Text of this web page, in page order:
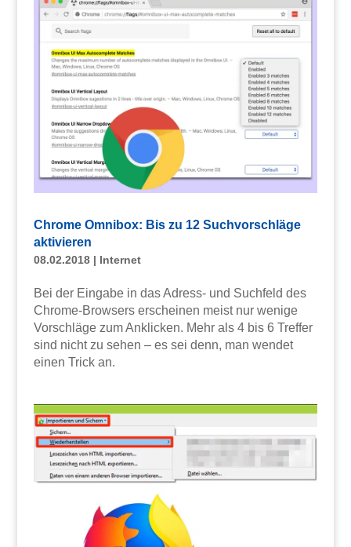
Chrome Omnibox: Bis zu 12 Suchvorschläge
aktivieren
08.02.2018| Internet
Bei der Eingabe in das Adress- und Suchfeld des
Chrome-Browsers erscheinen meist nur wenige
Vorschläge zum Anklicken. Mehr als 4 bis 6 Treffer
sind nicht zu sehen – es sei denn, man wendet
einen Trick an.